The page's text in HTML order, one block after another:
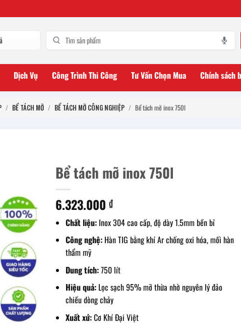
Dịch Vụ Công Trình Thi Công Tư Vấn Chọn Mua Chính sách
/ BỂ TÁCH MỠ / BỂ TÁCH MỠ CÔNG NGHIỆP / Bể tách mỡ inox 750l
Bể tách mỡ inox 750l
6.323.000 ₫
Chất liệu: Inox 304 cao cấp, độ dày 1.5mm bền bỉ
Công nghệ: Hàn TIG bằng khí Ar chống oxi hóa, mối hàn
thẩm mỹ
Dung tích:750 lít
Hiệu quả: Lọc sạch 95% mỡ thừa nhờ nguyên lý đảo
chiều dòng chảy
Xuất xứ:Cơ Khí Đại Việt